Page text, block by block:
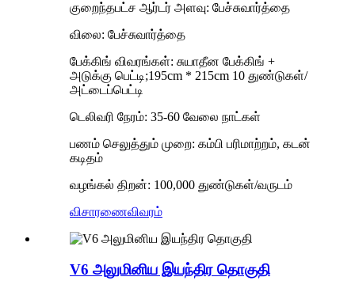
குறைந்தபட்ச ஆர்டர் அளவு: பேச்சுவார்த்தை
விலை: பேச்சுவார்த்தை
பேக்கிங் விவரங்கள்: சுயாதீன பேக்கிங் +
அடுக்கு பெட்டி;195cm * 215cm 10 துண்டுகள்/
அட்டைப்பெட்டி
டெலிவரி நேரம்: 35-60 வேலை நாட்கள்
பணம் செலுத்தும் முறை: கம்பி பரிமாற்றம், கடன்
கடிதம்
வழங்கல் திறன்: 100,000 துண்டுகள்/வருடம்
விசாரணைவிவரம்
V6 அலுமினிய இயந்திர தொகுதி